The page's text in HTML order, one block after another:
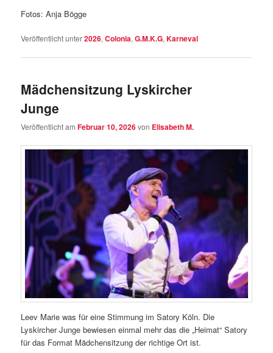
Fotos: Anja Bögge
Veröffentlicht unter2026,Colonia,G.M.K.G,Karneval
Mädchensitzung Lyskircher
Junge
Veröffentlicht amFebruar 10, 2026von Elisabeth M.
Leev Marie was für eine Stimmung im Satory Köln. Die
Lyskircher Junge bewiesen einmal mehr das die „Heimat“ Satory
für das Format Mädchensitzung der richtige Ort ist.